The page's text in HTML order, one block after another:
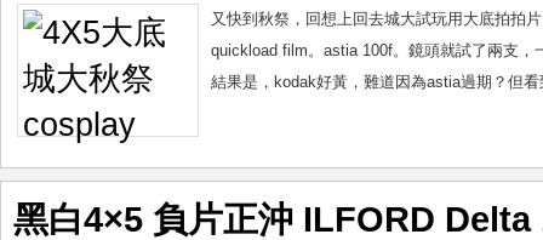
又快到秋祭，回想上回去城大試玩用大底拍拍
quickload film。astia 100f。鏡頭就試了兩支
結果是，kodak好黃，難道因為astia過期？但
黑白4×5 負片正沖 ILFORD Delta